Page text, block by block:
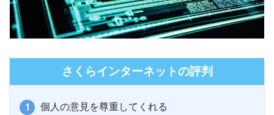
さくらインターネットの評判
個人の意見を尊重してくれる